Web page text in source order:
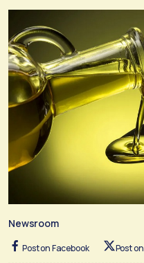
Newsroom
Post on Facebook Post on